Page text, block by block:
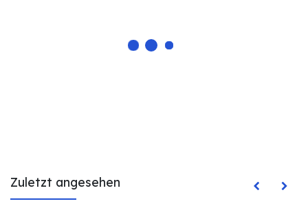
Zuletzt angesehen